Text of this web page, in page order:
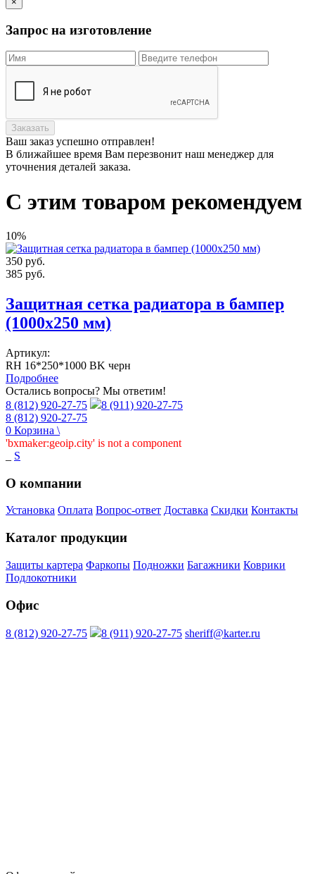
Запрос на изготовление
Заказать
Ваш заказ успешно отправлен!
В ближайшее время Вам перезвонит наш менеджер для
уточнения деталей заказа.
С этим товаром рекомендуем
10%
350 руб.
385 руб.
Защитная сетка радиатора в бампер
(1000х250 мм)
Артикул:
RH 16*250*1000 BK черн
Подробнее
Остались вопросы? Мы ответим!
8 (812) 920-27-75
8 (911) 920-27-75
8 (812) 920-27-75
0 Корзина \
'bxmaker:geoip.city' is not a component
S
О компании
Установка Оплата Вопрос-ответ Доставка Скидки Контакты
Каталог продукции
Защиты картера Фаркопы Подножки Багажники Коврики
Подлокотники
Офис
8 (812) 920-27-75 8 (911) 920-27-75 sheriff@karter.ru